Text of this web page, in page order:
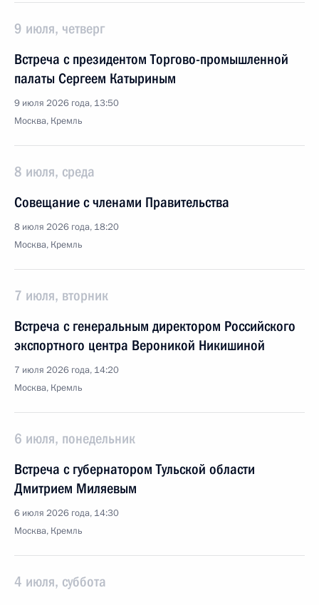
9 июля, четверг
Встреча с президентом Торгово-промышленной
палаты Сергеем Катыриным
9 июля 2026 года, 13:50
Москва, Кремль
8 июля, среда
Совещание с членами Правительства
8 июля 2026 года, 18:20
Москва, Кремль
7 июля, вторник
Встреча с генеральным директором Российского
экспортного центра Вероникой Никишиной
7 июля 2026 года, 14:20
Москва, Кремль
6 июля, понедельник
Встреча с губернатором Тульской области
Дмитрием Миляевым
6 июля 2026 года, 14:30
Москва, Кремль
4 июля, суббота